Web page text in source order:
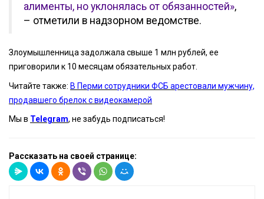
алименты, но уклонялась от обязанностей»,
– отметили в надзорном ведомстве.
Злоумышленница задолжала свыше 1 млн рублей, ее
приговорили к 10 месяцам обязательных работ.
Читайте также: В Перми сотрудники ФСБ арестовали мужчину,
продавшего брелок с видеокамерой
Мы в Telegram, не забудь подписаться!
Рассказать на своей странице: